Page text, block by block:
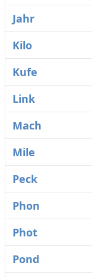
Jahr
Kilo
Kufe
Link
Mach
Mile
Peck
Phon
Phot
Pond